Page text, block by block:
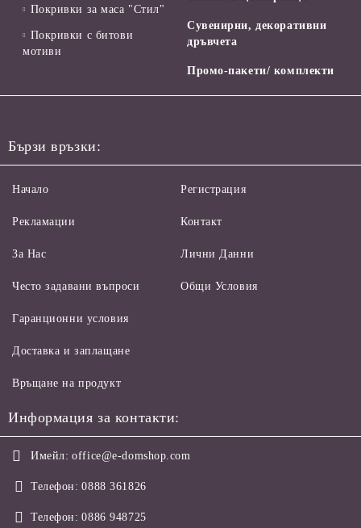
Покривки за маса "Стил"
Покривки с битови
мотиви
Сувенирни, декоративни
дръвчета
Промо-пакети/ комплекти
Бързи връзки:
Начало
Рекламации
За Нас
Често задавани въпроси
Регистрация
Контакт
Лични Данни
Общи Условия
Гаранционни условия
Доставка и заплащане
Връщане на продукт
Информация за контакти:
Имейл: office@e-domshop.com
Телефон: 0888 361826
Телефон: 0886 948725